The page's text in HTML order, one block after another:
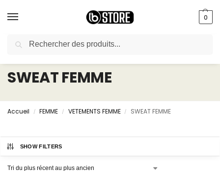
0
livraison gratuite au bureau dès 10000 DA avec paiement en ligne
SWEAT FEMME
Accueil / FEMME / VETEMENTS FEMME / SWEAT FEMME
SHOW FILTERS